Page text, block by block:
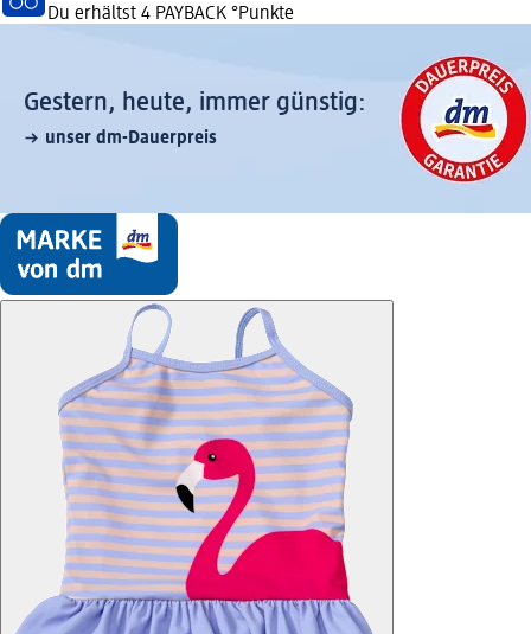
Du erhältst 4 PAYBACK °Punkte
Gestern, heute, immer günstig:
unser dm-Dauerpreis